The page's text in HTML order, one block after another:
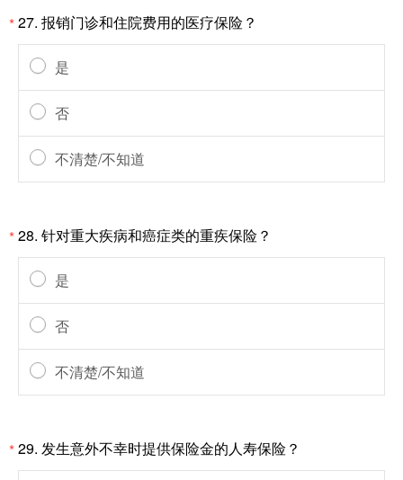
*27. 报销门诊和住院费用的医疗保险？
是
否
不清楚/不知道
*28. 针对重大疾病和癌症类的重疾保险？
是
否
不清楚/不知道
*29. 发生意外不幸时提供保险金的人寿保险？